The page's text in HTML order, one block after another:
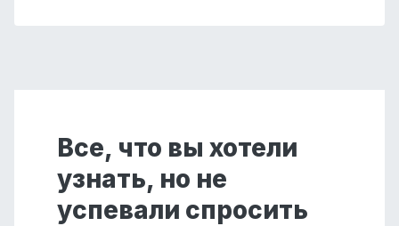
Все, что вы хотели
узнать, но не
успевали спросить